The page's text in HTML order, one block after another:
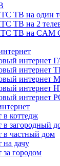
ТВ на один
ТВ на 2
ТВ на CAM
интернет
интернет
в коттедж
в загородный
в частный дом
на дачу
за городом